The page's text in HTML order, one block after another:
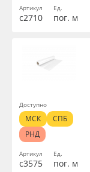
Артикул
с2710
Ед.
пог. м
Артикул
с3575
Ед.
пог. м
Доступно
МСК
СПБ
РНД